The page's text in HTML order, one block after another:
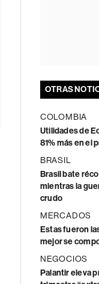
OTRAS
COLOMBIA
Utilidades de
81% más en el
BRASIL
Brasil bate
mientras la
crudo
MERCADOS
Estas fueron
mejor se
NEGOCIOS
Palantir eleva